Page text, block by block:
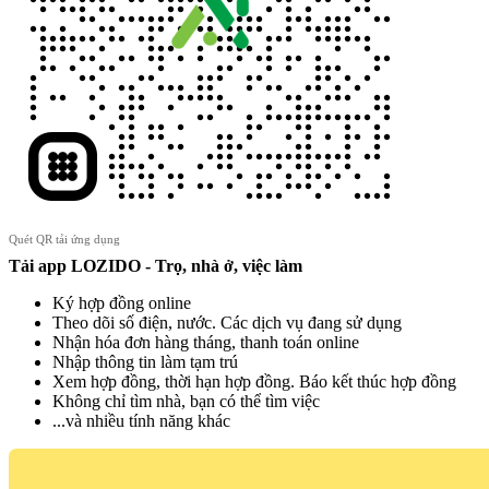
Quét QR tải ứng dụng
Tải app LOZIDO - Trọ, nhà ở, việc làm
Ký hợp đồng online
Theo dõi số điện, nước. Các dịch vụ đang sử dụng
Nhận hóa đơn hàng tháng, thanh toán online
Nhập thông tin làm tạm trú
Xem hợp đồng, thời hạn hợp đồng. Báo kết thúc hợp đồng
Không chỉ tìm nhà, bạn có thể tìm việc
...và nhiều tính năng khác